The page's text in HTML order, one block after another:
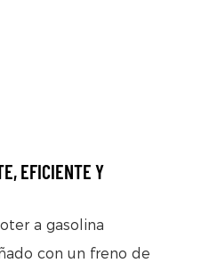
EFICIENTE Y
a gasolina
con un freno de